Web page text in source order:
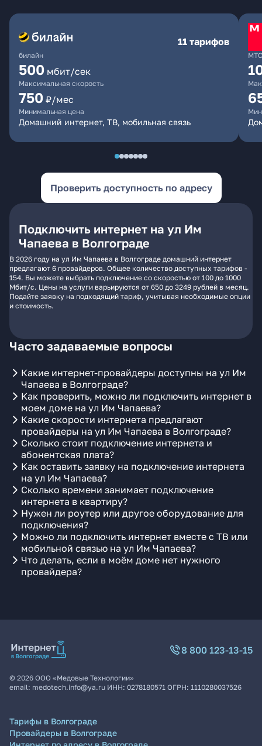
билайн
11 тарифов
500 мбит/сек
Максимальная скорость
750 ₽/мес
Минимальная цена
Домашний интернет, ТВ, мобильная связь
МТС
Проверить доступность по адресу
Подключить интернет на ул Им
Чапаева в Волгограде
В 2026 году на ул Им Чапаева в Волгограде домашний интернет
предлагают 6 провайдеров. Общее количество доступных тарифов -
154. Вы можете выбрать подключение со скоростью от 100 до 1000
Мбит/с. Цены на услуги варьируются от 650 до 3249 рублей в месяц.
Подайте заявку на подходящий тариф, учитывая необходимые опции
и стоимость.
Часто задаваемые вопросы
Какие интернет-провайдеры доступны на ул Им
Чапаева в Волгограде?
Как проверить, можно ли подключить интернет в
моем доме на ул Им Чапаева?
Какие скорости интернета предлагают
провайдеры на ул Им Чапаева в Волгограде?
Сколько стоит подключение интернета и
абонентская плата?
Как оставить заявку на подключение интернета
на ул Им Чапаева?
Сколько времени занимает подключение
интернета в квартиру?
Нужен ли роутер или другое оборудование для
подключения?
Можно ли подключить интернет вместе с ТВ или
мобильной связью на ул Им Чапаева?
Что делать, если в моём доме нет нужного
провайдера?
8 800 123-13-15
© 2026 ООО «Медовые Технологии»
email: medotech.info@ya.ru ИНН: 0278180571 ОГРН: 1110280037526
Тарифы в Волгограде
Провайдеры в Волгограде